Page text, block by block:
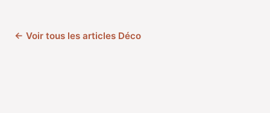
← Voir tous les articles Déco